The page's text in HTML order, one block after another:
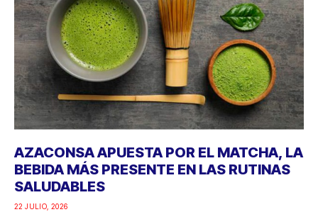
AZACONSA APUESTA POR EL MATCHA, LA
BEBIDA MÁS PRESENTE EN LAS RUTINAS
SALUDABLES
22 JULIO, 2026